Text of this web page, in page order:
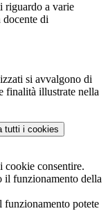
riguardo a varie
docente di
si avvalgono di
finalità illustrate nella
tutti i cookies
cookie consentire.
il funzionamento della
funzionamento potete